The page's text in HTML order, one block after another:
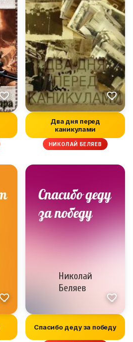
Два дня перед
каникулами
НИКОЛАЙ БЕЛЯЕВ
Спасибо деду за победу